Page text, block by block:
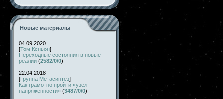
Новые материалы
04.09.2020
[Том Кеньон]
Переходные состояния в новые
реалии (2582/0/0)
22.04.2018
[Группа Метасинтез]
Как грамотно пройти «узел
напряженности» (3487/0/0)